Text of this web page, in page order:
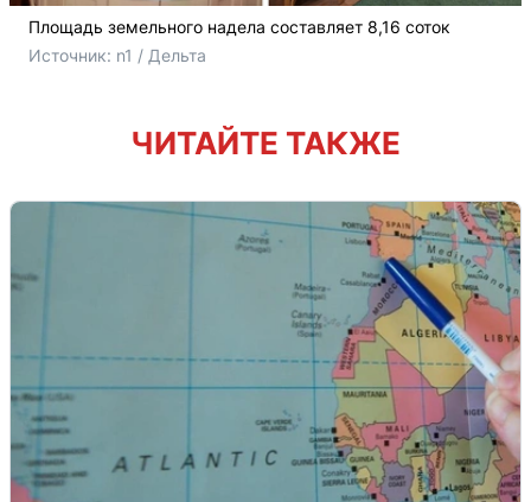
Площадь земельного надела составляет 8,16 соток
Источник: n1 / Дельта
ЧИТАЙТЕ ТАКЖЕ